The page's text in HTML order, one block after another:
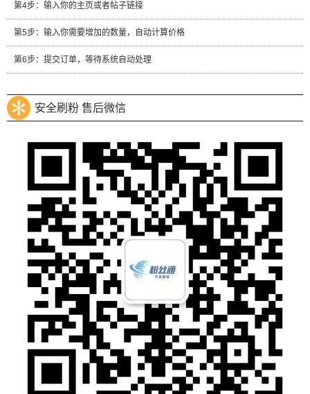
第4步：输入你的主页或者帖子链接
第5步：输入你需要增加的数量，自动计算价格
第6步：提交订单，等待系统自动处理
安全刷粉 售后微信